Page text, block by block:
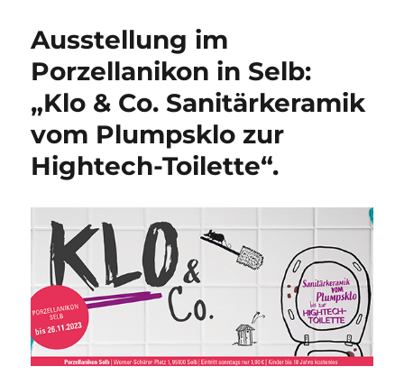
Ausstellung im
Porzellanikon in Selb:
„Klo & Co. Sanitärkeramik
vom Plumpsklo zur
Hightech-Toilette“.